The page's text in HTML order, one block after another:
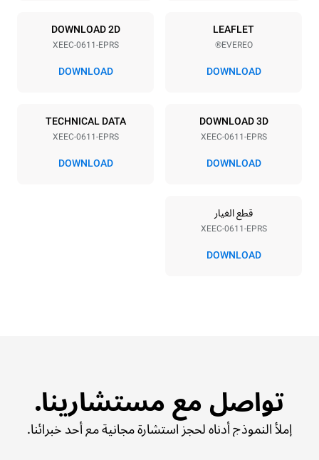
220-240V 1~
2,9 kW
LEAFLET
EVEREO®
DOWNLOAD
DOWNLOAD 2D
XEEC-0611-EPRS
DOWNLOAD
DOWNLOAD 3D
XEEC-0611-EPRS
DOWNLOAD
TECHNICAL DATA
XEEC-0611-EPRS
DOWNLOAD
قطع الغيار
XEEC-0611-EPRS
DOWNLOAD
تواصل مع مستشارينا.
إملأ النموذج أدناه لحجز استشارة مجانية مع أحد خبرائنا.